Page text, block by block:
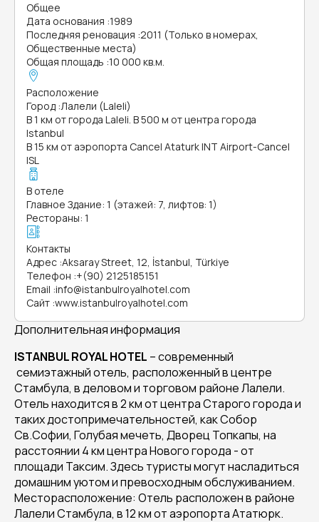
Общее
Дата основания :1989
Последняя реновация :2011 (Только в номерах,
Общественные места)
Общая площадь :10 000 кв.м.
Расположение
Город :Лалели (Laleli)
В 1 км от города Laleli. В 500 м от центра города
Istanbul
В 15 км от аэропорта Cancel Ataturk INT Airport-Cancel
ISL
В отеле
Главное Здание: 1 (этажей: 7, лифтов: 1)
Рестораны: 1
Контакты
Адрес :Aksaray Street, 12, İstanbul, Türkiye
Телефон :+(90) 2125185151
Email :info@istanbulroyalhotel.com
Сайт :www.istanbulroyalhotel.com
Дополнительная информация
ISTANBUL ROYAL HOTEL – cовременный
семиэтажный отель, расположенный в центре
Стамбула, в деловом и торговом районе Лалели.
Отель находится в 2 км от центра Старого города и
таких достопримечательностей, как Собор
Св.Софии, Голубая мечеть, Дворец Топкапы, на
расстоянии 4 км центра Нового города - от
площади Таксим. Здесь туристы могут насладиться
домашним уютом и превосходным обслуживанием.
Месторасположение: Отель расположен в районе
Лалели Стамбула, в 12 км от аэропорта Ататюрк.